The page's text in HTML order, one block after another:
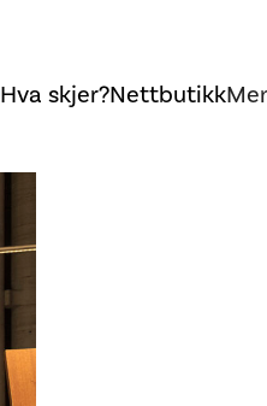
Hva skjer?Nettbutikk